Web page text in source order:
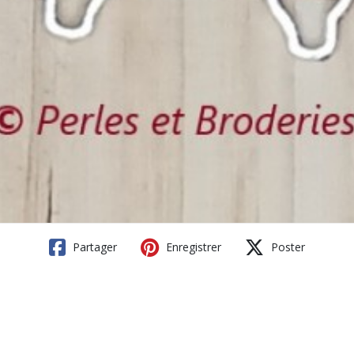
Partager Enregistrer Poster